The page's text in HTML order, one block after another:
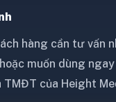
hàng cần tư vấn
muốn dùng
TMĐT của Height